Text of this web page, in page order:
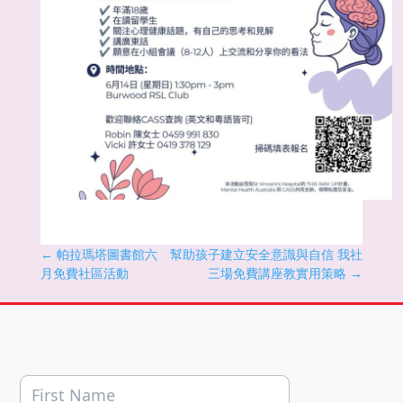
← 帕拉瑪塔圖書館六
月免費社區活動
幫助孩子建立安全意識與自信 我社
三場免費講座教實用策略 →